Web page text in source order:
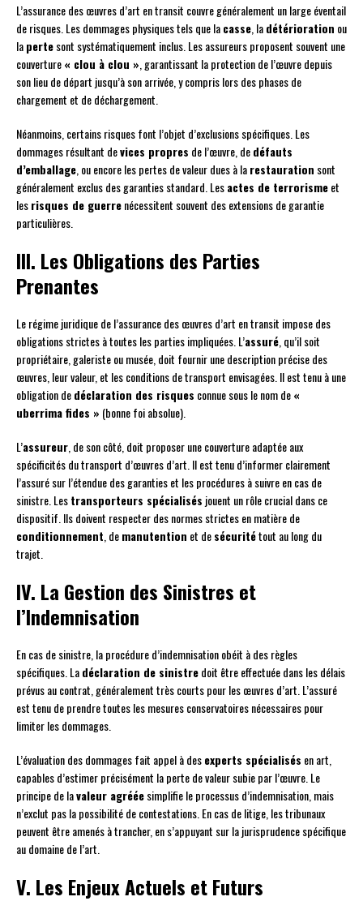
L’assurance des œuvres d’art en transit couvre généralement un large éventail
de risques. Les dommages physiques tels que lacasse , ladétérioration ou
lapertesont systématiquement inclus. Les assureurs proposent souvent une
couverture« clou à clou » , garantissant la protection de l’œuvre depuis
son lieu de départ jusqu’à son arrivée, y compris lors des phases de
chargement et de déchargement.
Néanmoins, certains risques font l’objet d’exclusions spécifiques. Les
dommages résultant devices propres de l’œuvre, dedéfauts
d’emballage , ou encore les pertes de valeur dues à larestauration sont
généralement exclus des garanties standard. Lesactes de terrorismeet
lesrisques de guerrenécessitent souvent des extensions de garantie
particulières.
III. Les Obligations des Parties
Prenantes
Le régime juridique de l’assurance des œuvres d’art en transit impose des
obligations strictes à toutes les parties impliquées. L’assuré , qu’il soit
propriétaire, galeriste ou musée, doit fournir une description précise des
œuvres, leur valeur, et les conditions de transport envisagées. Il est tenu à une
obligation dedéclaration des risques connue sous le nom de«
uberrima fides » (bonne foi absolue).
L’assureur , de son côté, doit proposer une couverture adaptée aux
spécificités du transport d’œuvres d’art. Il est tenu d’informer clairement
l’assuré sur l’étendue des garanties et les procédures à suivre en cas de
sinistre. Lestransporteurs spécialisés jouent un rôle crucial dans ce
dispositif. Ils doivent respecter des normes strictes en matière de
conditionnement , demanutention et desécuritétout au long du
trajet.
IV. La Gestion des Sinistres et
l’Indemnisation
En cas de sinistre, la procédure d’indemnisation obéit à des règles
spécifiques. Ladéclaration de sinistredoit être effectuée dans les délais
prévus au contrat, généralement très courts pour les œuvres d’art. L’assuré
est tenu de prendre toutes les mesures conservatoires nécessaires pour
limiter les dommages.
L’évaluation des dommages fait appel à desexperts spécialisés en art,
capables d’estimer précisément la perte de valeur subie par l’œuvre. Le
principe de lavaleur agrééesimplifie le processus d’indemnisation, mais
n’exclut pas la possibilité de contestations. En cas de litige, les tribunaux
peuvent être amenés à trancher, en s’appuyant sur la jurisprudence spécifique
au domaine de l’art.
V. Les Enjeux Actuels et Futurs